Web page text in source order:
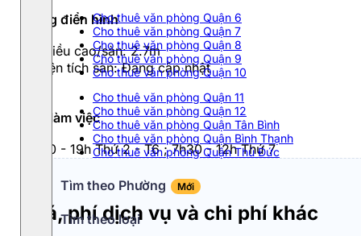
Cho thuê văn phòng Quận 6
Cho thuê văn phòng Quận 7
Cho thuê văn phòng Quận 8
Cho thuê văn phòng Quận 9
Cho thuê văn phòng Quận 10
Cho thuê văn phòng Quận 11
Cho thuê văn phòng Quận 12
Cho thuê văn phòng Quận Tân Bình
Cho thuê văn phòng Quận Bình Thạnh
Cho thuê văn phòng Quận Thủ Đức
Tìm theo Phường Mới
Tìm theo loại
Tầng điển hình
- Chiều cao/sàn: 2.7m
- Diện tích sàn: Đang cập nhật
Giờ làm việc
7h30 - 19h Thứ 2 - T6 ; 7h30 - 12h Thứ 7
Giá, phí dịch vụ và chi phí khác